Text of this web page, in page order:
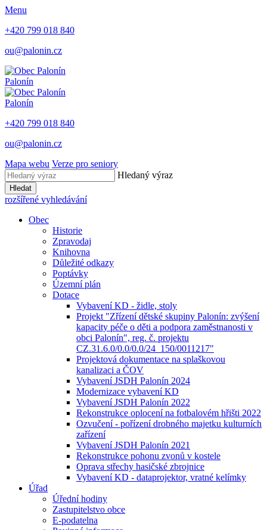
Menu
+420 799 018 840
ou@palonin.cz
Palonín
Palonín
+420 799 018 840
ou@palonin.cz
Mapa webu Verze pro seniory
Hledaný výraz
Hledat
rozšířené vyhledávání
Obec
Historie
Zpravodaj
Knihovna
Důležité odkazy
Poptávky
Územní plán
Dotace
Vybavení KD - židle, stoly
Projekt "Zřízení dětské skupiny Palonín: zvýšení
kapacity péče o děti a podpora zaměstnanosti v
obci Palonín", reg. č. projektu
CZ.31.6.0/0.0/0.0/24_150/0011217"
Projektová dokumentace na splaškovou
kanalizaci a ČOV
Vybavení JSDH Palonín 2024
Modernizace vybavení KD
Vybavení JSDH Palonín 2022
Rekonstrukce oplocení na fotbalovém hřišti 2022
Ozvučení - pořízení drobného majetku kulturních
zařízení
Vybavení JSDH Palonín 2021
Rekonstrukce pohonu zvonů v kostele
Oprava střechy hasičské zbrojnice
Vybavení KD - dataprojektor, vratné kelímky
Úřad
Úřední hodiny
Zastupitelstvo obce
E-podatelna